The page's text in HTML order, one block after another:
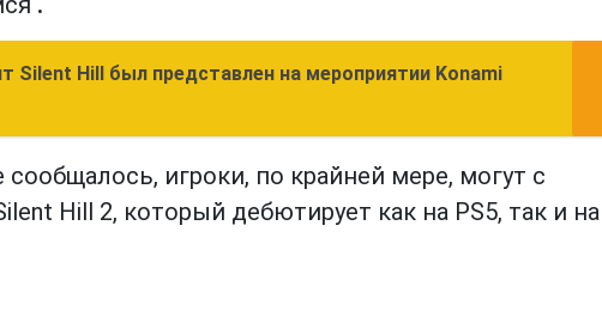
Silent Hill был представлен на мероприятии Konami
игроки, по крайней мере, могут с
Hill 2, который дебютирует как на PS5, так и